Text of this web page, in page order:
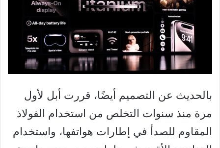
بالحديث عن التصميم أيضًا، قررت أبل لأول
مرة منذ سنوات التخلص من استخدام الفولاذ
المقاوم للصدأ في إطارات هواتفها، واستخدام